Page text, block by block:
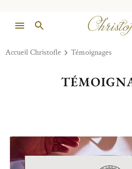
Accueil Christofle Témoignages